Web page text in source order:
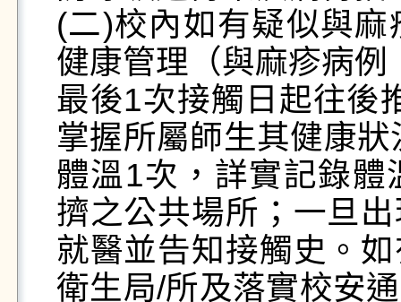
(二)校內如有疑似與
健康管理（與麻疹病例
最後1次接觸日起往後
掌握所屬師生其健康
體溫1次，詳實記錄
擠之公共場所；一旦
就醫並告知接觸史。
衛生局/所及落實校安